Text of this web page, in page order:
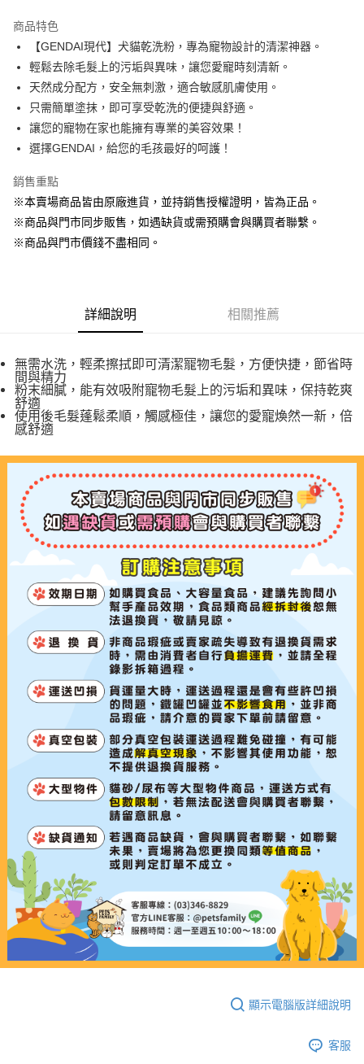
Apple Pay
街口支付
悠遊付
Google Pay
【全家】取貨1500免運
每筆NT$60，滿NT$1,500(含以上)免運費
【7-11】取貨付款1500免運
每筆NT$80，滿NT$1,500(含以上)免運費
【7-11】取貨1500免運
每筆NT$60，滿NT$1,500(含以上)免運費
每筆NT$85，滿NT$1,500(含以上)免運費
【宅配-貨到付款】1500免運
每筆NT$115，滿NT$1,500(含以上)免運費
商品特色
【GENDAI現代】犬貓乾洗粉，專為寵物設計的清潔神器。
輕鬆去除毛髮上的污垢與異味，讓您愛寵時刻清新。
天然成分配方，安全無刺激，適合敏感肌膚使用。
只需簡單塗抹，即可享受乾洗的便捷與舒適。
讓您的寵物在家也能擁有專業的美容效果！
選擇GENDAI，給您的毛孩最好的呵護！
銷售重點
※本賣場商品皆由原廠進貨，並持銷售授權證明，皆為正品。
※商品與門市同步販售，如遇缺貨或需預購會與購買者聯繫。
※商品與門市價錢不盡相同。
詳細說明 相關推薦
無需水洗，輕柔擦拭即可清潔寵物毛髮，方便快捷，節省時
間與精力
粉末細膩，能有效吸附寵物毛髮上的污垢和異味，保持乾爽
舒適
使用後毛髮蓬鬆柔順，觸感極佳，讓您的愛寵煥然一新，倍
感舒適
顯示電腦版詳細說明
客服